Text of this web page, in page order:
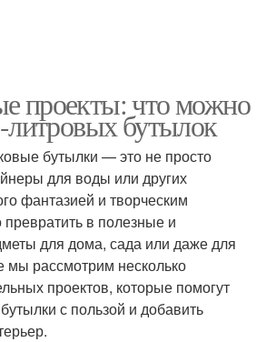
проекты: что можно
литровых бутылок
бутылки — это не просто
для воды или других
фантазией и творческим
в полезные и
для дома, сада или даже для
мы рассмотрим несколько
проектов, которые помогут
с пользой и добавить